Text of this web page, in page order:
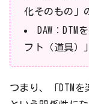
化そのもの」
DAW：
フト（道具）
つまり、「DTMを